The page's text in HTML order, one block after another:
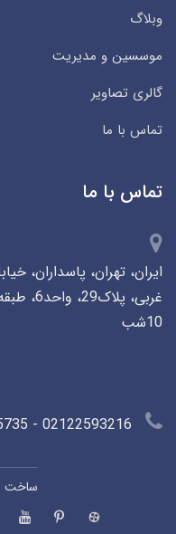
وبلاگ
موسسین و مدیریت
گالری تصاویر
تماس با ما
تماس با ما
ایران، تهران، پاسداران،
10شب
ساخت